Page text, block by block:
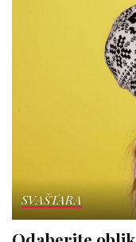
SVAŠTARA